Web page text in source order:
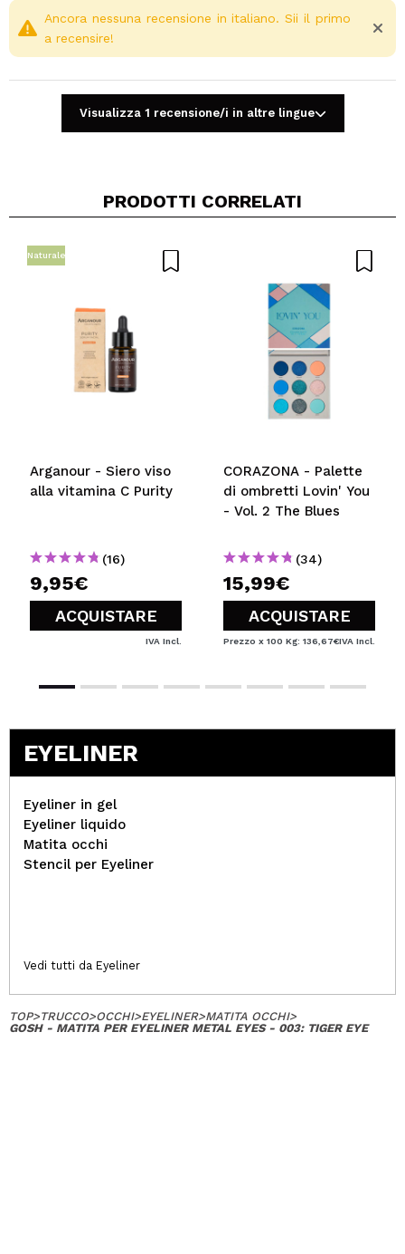
Condividi un video o una foto
Consiglieresti questo acquisto? Si No
Ancora nessuna recensione in italiano. Sii il primo
a recensire!
Visualizza 1 recensione/i in altre lingue
PRODOTTI CORRELATI
Naturale
Arganour - Siero viso
alla vitamina C Purity
(16)
9,95€
ACQUISTARE
IVA Incl.
CORAZONA - Palette
di ombretti Lovin' You
- Vol. 2 The Blues
(34)
15,99€
ACQUISTARE
Prezzo x 100 Kg: 136,67€IVA Incl.
EYELINER
Eyeliner in gel
Eyeliner liquido
Matita occhi
Stencil per Eyeliner
Vedi tutti da Eyeliner
TOP>TRUCCO>OCCHI>EYELINER>MATITA OCCHI>
GOSH - MATITA PER EYELINER METAL EYES - 003: TIGER EYE